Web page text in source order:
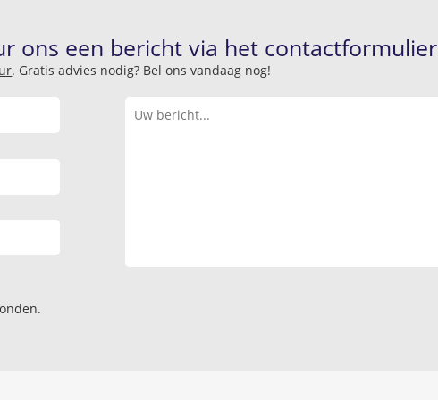
ons een bericht via het
. Gratis advies nodig? Bel ons vandaag nog!